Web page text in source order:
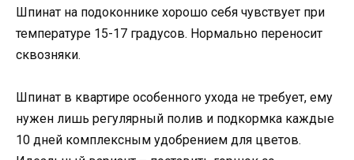
Шпинат на подоконнике хорошо себя чувствует при
температуре 15-17 градусов. Нормально переносит
сквозняки.
Шпинат в квартире особенного ухода не требует, ему
нужен лишь регулярный полив и подкормка каждые
10 дней комплексным удобрением для цветов.